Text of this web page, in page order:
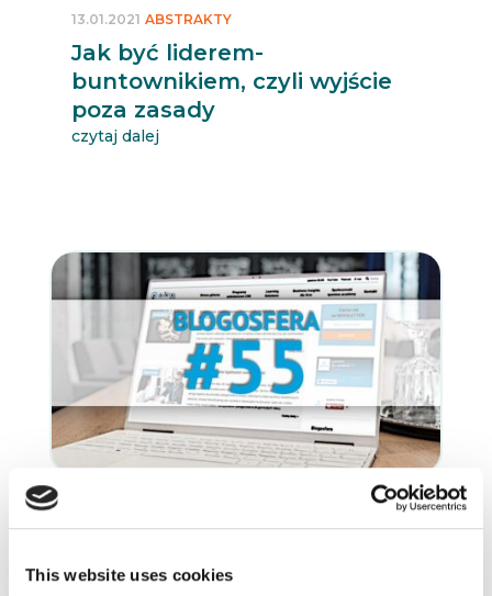
This website uses cookies
Jak być liderem-
buntownikiem, czyli wyjście
poza zasady
13.01.2021 ABSTRAKTY
czytaj dalej
nieświadome uprzedzenia